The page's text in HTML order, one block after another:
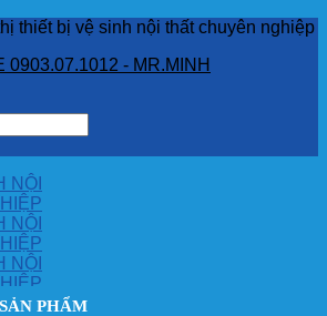
thiết bị vệ sinh nội thất chuyên nghiệp
0903.07.1012 - MR.MINH
PHẨM